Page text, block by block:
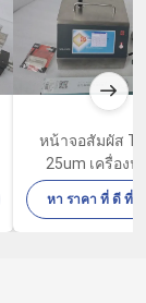
หน้าจอสัมผัส
25um เครื่องนั
อนุภาคฝุ่นใน
อุตสาหกรรม
หา ราคา ที่ ดี ที่สุ